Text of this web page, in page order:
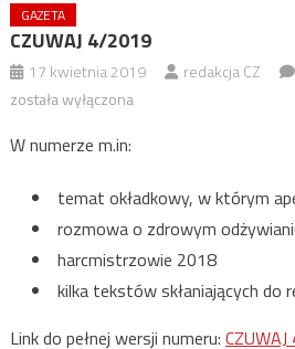
GAZETA
CZUWAJ 4/2019
17 kwietnia 2019 redakcja CZ
została wyłączona
W numerze m.in:
temat okładkowy, w którym
rozmowa o zdrowym
harcmistrzowie 2018
kilka tekstów skłaniających do
Link do pełnej wersji numeru: